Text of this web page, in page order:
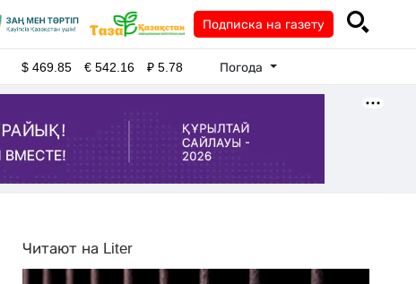
Подписка на газету
$469.85 €542.16 ₽5.78 Погода
Читают на Liter